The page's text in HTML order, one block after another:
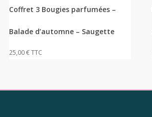
Coffret 3 Bougies parfumées –
Balade d’automne – Saugette
25,00€TTC